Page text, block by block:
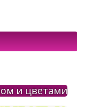
и цветами